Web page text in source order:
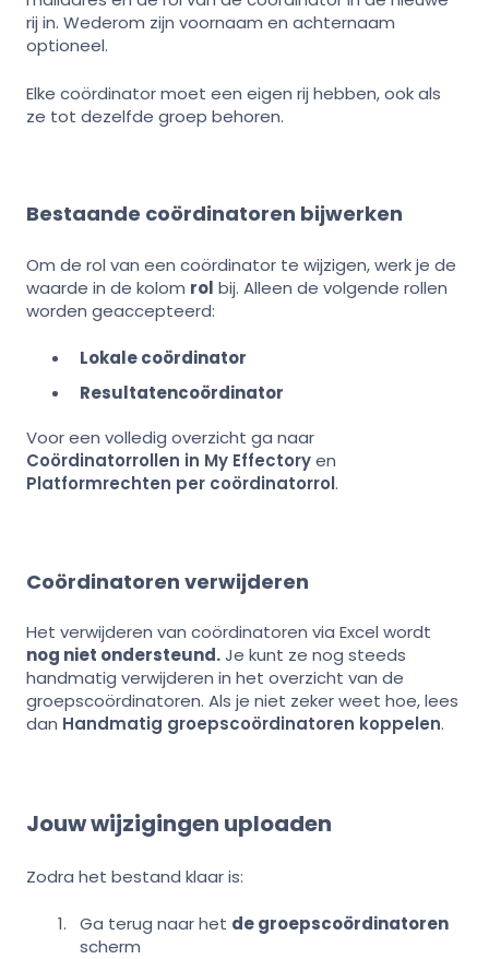
rij in. Wederom zijn voornaam en achternaam
optioneel.
Elke coördinator moet een eigen rij hebben, ook als
ze tot dezelfde groep behoren.
Bestaande coördinatoren bijwerken
Om de rol van een coördinator te wijzigen, werk je de
waarde in de kolom rol bij. Alleen de volgende rollen
worden geaccepteerd:
Lokale coördinator
Resultatencoördinator
Voor een volledig overzicht ga naar
Coördinatorrollen in My Effectoryen
Platformrechten per coördinatorrol.
Coördinatoren verwijderen
Het verwijderen van coördinatoren via Excel wordt
nog niet ondersteund.Je kunt ze nog steeds
handmatig verwijderen in het overzicht van de
groepscoördinatoren. Als je niet zeker weet hoe, lees
dan Handmatig groepscoördinatoren koppelen.
Jouw wijzigingen uploaden
Zodra het bestand klaar is:
Ga terug naar het de groepscoördinatoren
scherm